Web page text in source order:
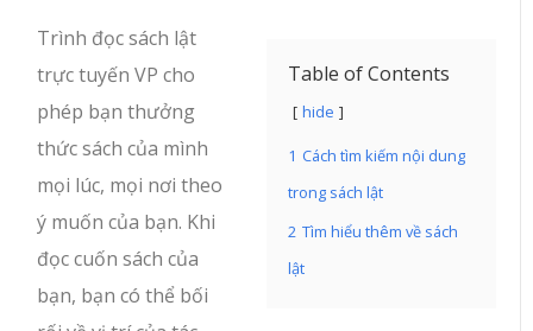
Table of Contents
hide
1 Cách tìm kiếm nội dung
trong sách lật
2 Tìm hiểu thêm về sách
lật
Trình đọc sách lật
trực tuyến VP cho
phép bạn thưởng
thức sách của mình
mọi lúc, mọi nơi theo
ý muốn của bạn. Khi
đọc cuốn sách của
bạn, bạn có thể bối